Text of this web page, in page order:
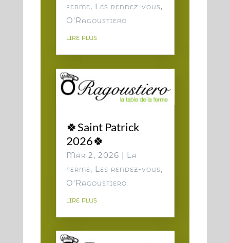
ferme, Les rendez-vous,
O'Ragoustiero
lire plus
🍀Saint Patrick
2026🍀
Mar 2, 2026 | La
ferme, Les rendez-vous,
O'Ragoustiero
lire plus